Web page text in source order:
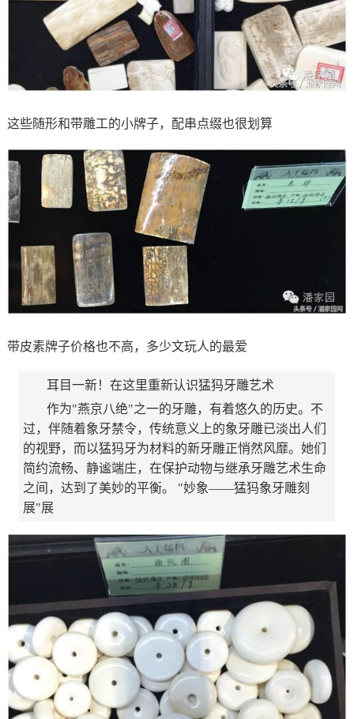
这些随形和带雕工的小牌子，配串点缀也很划算
带皮素牌子价格也不高，多少文玩人的最爱
耳目一新！在这里重新认识猛犸牙雕艺术
作为"燕京八绝"之一的牙雕，有着悠久的历史。不
过，伴随着象牙禁令，传统意义上的象牙雕已淡出人们
的视野，而以猛犸牙为材料的新牙雕正悄然风靡。她们
简约流畅、静谧端庄，在保护动物与继承牙雕艺术生命
之间，达到了美妙的平衡。 "妙象——猛犸象牙雕刻
展"展